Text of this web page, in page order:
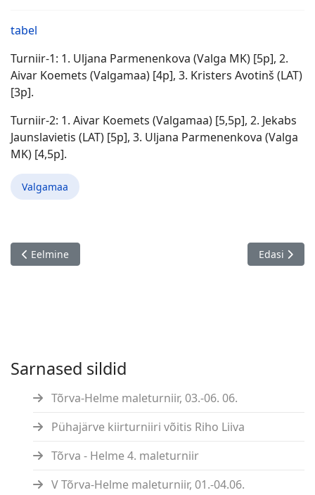
tabel
Turniir-1: 1. Uljana Parmenenkova (Valga MK) [5p], 2.
Aivar Koemets (Valgamaa) [4p], 3. Kristers Avotinš (LAT)
[3p].
Turniir-2: 1. Aivar Koemets (Valgamaa) [5,5p], 2. Jekabs
Jaunslavietis (LAT) [5p], 3. Uljana Parmenenkova (Valga
MK) [4,5p].
Valgamaa
Eelmine artikkel: Endel Kivioja - 70!
Eelmine Järgmine
Edasi
Sarnased sildid
Tõrva-Helme maleturniir, 03.-06. 06.
Pühajärve kiirturniiri võitis Riho Liiva
Tõrva - Helme 4. maleturniir
V Tõrva-Helme maleturniir, 01.-04.06.